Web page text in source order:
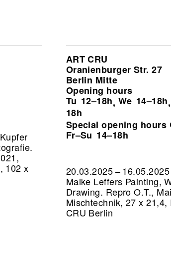
102 x
ART CRU
Oranienburger Str. 27
Berlin Mitte
Opening hours
Tu 12–18h, We 14–18h,
18h
Special opening hours
Fr–Su 14–18h
20.03.2025 –
Maike Leffers Painting,
Drawing. Repro O.T.,
Mischtechnik, 27 x
CRU Berlin